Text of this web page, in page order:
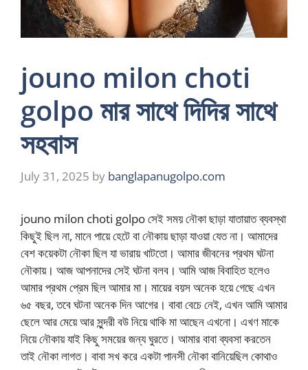
jouno milon choti
golpo মার সাথে দিদির সাথে
সহবাস
July 31, 2025 by banglapanugolpo.com
jouno milon choti golpo সেই সময় নৌকা ছাড়া যাতায়াত ব্যবস্থা
কিছুই ছিল না, মানে পায়ে হেটে বা নৌকায় ছাড়া যাওয়া যেত না। আমাদের
বেশ কয়েকটা নৌকা ছিল যা ভারায় খাটতো। আমার জীবনের প্রথম ঘটনা
নৌকায়। আজ আপনাদের সেই ঘটনা বলব। আমি আজ বিবাহিত হলেও
আমার প্রথম প্রেম ছিল আমার মা। মায়ের বয়স অনেক হয়ে গেছে এখন
৬৫ বছর, তবে ঘটনা অনেক দিন আগের। বাবা বেচে নেই, এখন আমি আমার
ছেলে আর মেয়ে আর সুন্দরী বউ নিয়ে থাকি মা আছেন এখনো। এখণ মাকে
নিয়ে নৌকায় যাই কিছু সময়ের জন্য ঘুরতে। আমার বাবা ব্যবসা করতেন
তাই নৌকা লাগত। বাবা সখ করে একটা পানসী নৌকা বানিয়েছিল কোথাও